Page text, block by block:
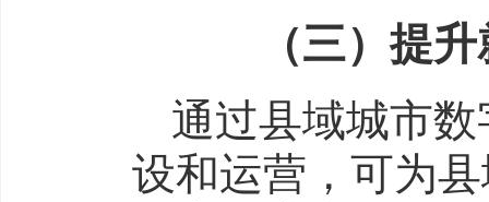
（三）提升
通过县域城市
设和运营，可为